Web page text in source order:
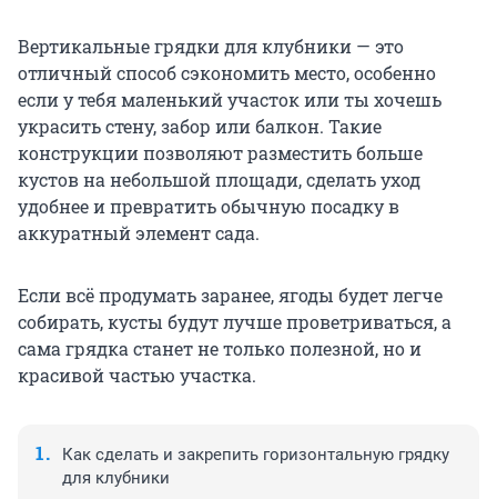
Вертикальные грядки для клубники — это
отличный способ сэкономить место, особенно
если у тебя маленький участок или ты хочешь
украсить стену, забор или балкон. Такие
конструкции позволяют разместить больше
кустов на небольшой площади, сделать уход
удобнее и превратить обычную посадку в
аккуратный элемент сада.
Если всё продумать заранее, ягоды будет легче
собирать, кусты будут лучше проветриваться, а
сама грядка станет не только полезной, но и
красивой частью участка.
Как сделать и закрепить горизонтальную грядку
для клубники